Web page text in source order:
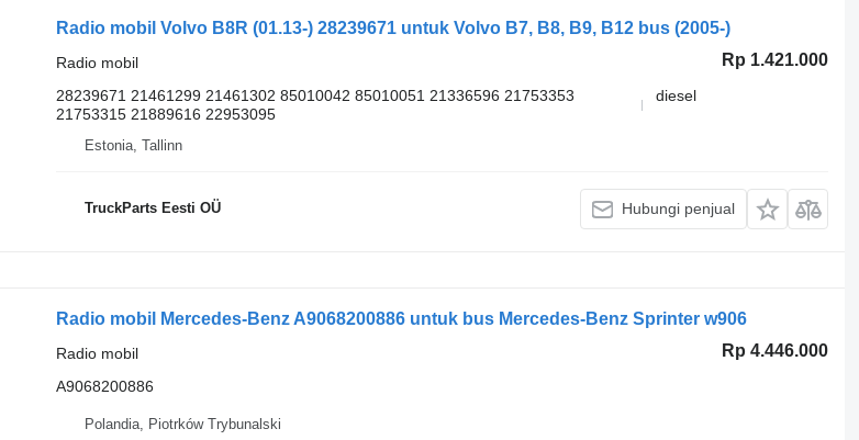
Radio mobil Volvo B8R (01.13-) 28239671 untuk Volvo B7, B8, B9, B12 bus (2005-)
Rp 1.421.000
Radio mobil
28239671 21461299 21461302 85010042 85010051 21336596 21753353
21753315 21889616 22953095
diesel
Estonia, Tallinn
TruckParts Eesti OÜ Hubungi penjual
Radio mobil Mercedes-Benz A9068200886 untuk bus Mercedes-Benz Sprinter w906
Rp 4.446.000
Radio mobil
A9068200886
Polandia, Piotrków Trybunalski